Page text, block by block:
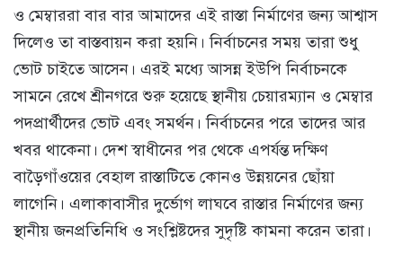
ও মেম্বাররা বার বার আমাদের এই রাস্তা নির্মাণের জন্য আশ্বাস
দিলেও তা বাস্তবায়ন করা হয়নি। নির্বাচনের সময় তারা শুধু
ভোট চাইতে আসেন। এরই মধ্যে আসন্ন ইউপি নির্বাচনকে
সামনে রেখে শ্রীনগরে শুরু হয়েছে স্থানীয় চেয়ারম্যান ও মেম্বার
পদপ্রার্থীদের ভোট এবং সমর্থন। নির্বাচনের পরে তাদের আর
খবর থাকেনা। দেশ স্বাধীনের পর থেকে এপর্যন্ত দক্ষিণ
বাড়ৈগাঁওয়ের বেহাল রাস্তাটিতে কোনও উন্নয়নের ছোঁয়া
লাগেনি। এলাকাবাসীর দুর্ভোগ লাঘবে রাস্তার নির্মাণের জন্য
স্থানীয় জনপ্রতিনিধি ও সংশ্লিষ্টদের সুদৃষ্টি কামনা করেন তারা।